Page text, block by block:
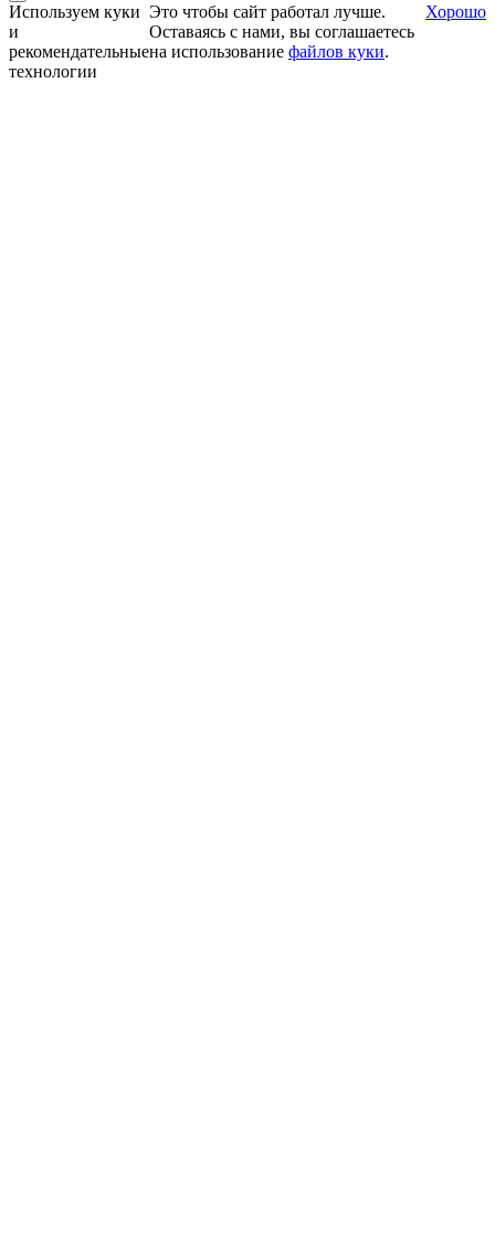
Используем куки
и
рекомендательные
технологии
Это чтобы сайт работал лучше.
Оставаясь с нами, вы соглашаетесь
на использование файлов куки.
Хорошо